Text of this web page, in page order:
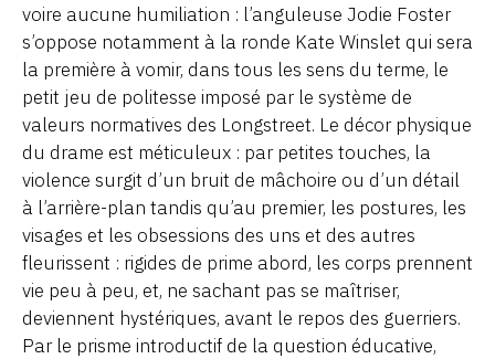
voire aucune humiliation : l’anguleuse Jodie Foster
s’oppose notamment à la ronde Kate Winslet qui sera
la première à vomir, dans tous les sens du terme, le
petit jeu de politesse imposé par le système de
valeurs normatives des Longstreet. Le décor physique
du drame est méticuleux : par petites touches, la
violence surgit d’un bruit de mâchoire ou d’un détail
à l’arrière-plan tandis qu’au premier, les postures, les
visages et les obsessions des uns et des autres
fleurissent : rigides de prime abord, les corps prennent
vie peu à peu, et, ne sachant pas se maîtriser,
deviennent hystériques, avant le repos des guerriers.
Par le prisme introductif de la question éducative,